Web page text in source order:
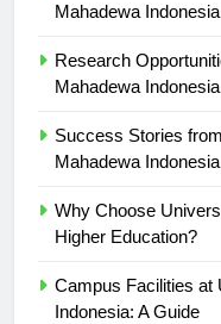
Mahadewa Indonesia
Research
Mahadewa Indonesia
Success Stories
Mahadewa Indonesia
Why Choose
Higher Education?
Campus Facilities at
Indonesia: A Guide